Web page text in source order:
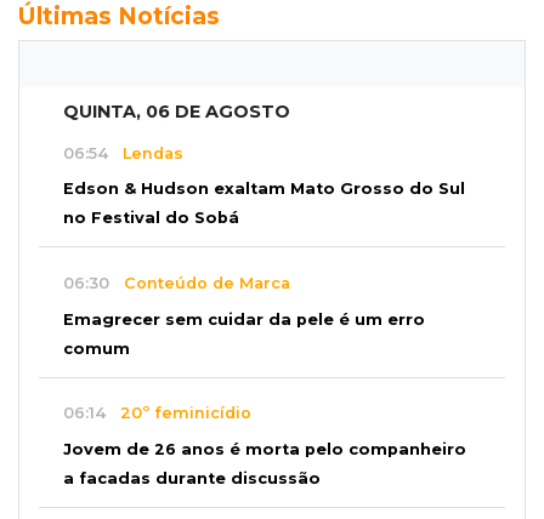
Últimas Notícias
QUINTA, 06 DE AGOSTO
06:54 Lendas
Edson & Hudson exaltam Mato Grosso do Sul
no Festival do Sobá
06:30 Conteúdo de Marca
Emagrecer sem cuidar da pele é um erro
comum
06:14 20º feminicídio
Jovem de 26 anos é morta pelo companheiro
a facadas durante discussão